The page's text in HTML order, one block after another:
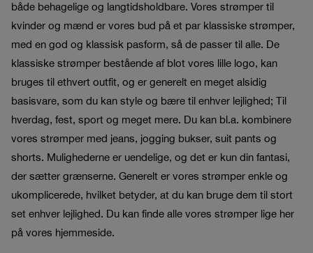
både behagelige og langtidsholdbare. Vores strømper til
kvinder og mænd er vores bud på et par klassiske strømper,
med en god og klassisk pasform, så de passer til alle. De
klassiske strømper bestående af blot vores lille logo, kan
bruges til ethvert outfit, og er generelt en meget alsidig
basisvare, som du kan style og bære til enhver lejlighed; Til
hverdag, fest, sport og meget mere. Du kan bl.a. kombinere
vores strømper med jeans, jogging bukser, suit pants og
shorts. Mulighederne er uendelige, og det er kun din fantasi,
der sætter grænserne. Generelt er vores strømper enkle og
ukomplicerede, hvilket betyder, at du kan bruge dem til stort
set enhver lejlighed. Du kan finde alle vores strømper lige her
på vores hjemmeside.